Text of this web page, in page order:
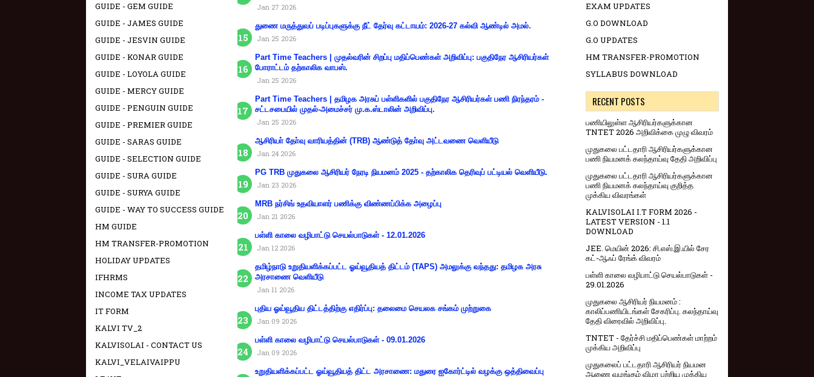
Jan 27 2026
துணை மருத்துவப் படிப்புகளுக்கு நீட் தேர்வு கட்டாயம்: 2026-27 கல்வி ஆண்டில் அமல்.
Jan 25 2026
Part Time Teachers | முதல்வரின் சிறப்பு மதிப்பெண்கள் அறிவிப்பு: பகுதிநேர ஆசிரியர்கள்
போராட்டம் தற்காலிக வாபஸ்.
Jan 25 2026
Part Time Teachers | தமிழக அரசுப் பள்ளிகளில் பகுதிநேர ஆசிரியர்கள் பணி நிரந்தரம் -
சட்டசபையில் முதல்-அமைச்சர் மு.க.ஸ்டாலின் அறிவிப்பு.
Jan 25 2026
ஆசிரியா் தோ்வு வாரியத்தின் (TRB) ஆண்டுத் தோ்வு அட்டவணை வெளியீடு
Jan 24 2026
PG TRB முதுகலை ஆசிரியர் நேரடி நியமனம் 2025 - தற்காலிக தெரிவுப் பட்டியல் வெளியீடு.
Jan 23 2026
MRB நர்சிங் உதவியாளர் பணிக்கு விண்ணப்பிக்க அழைப்பு
Jan 21 2026
பள்ளி காலை வழிபாட்டு செயல்பாடுகள் - 12.01.2026
Jan 12 2026
தமிழ்நாடு உறுதியளிக்கப்பட்ட ஓய்வூதியத் திட்டம் (TAPS) அமலுக்கு வந்தது: தமிழக அரசு
அரசாணை வெளியீடு
Jan 11 2026
புதிய ஓய்வூதிய திட்டத்திற்கு எதிர்ப்பு: தலைமை செயலக சங்கம் முற்றுகை
Jan 09 2026
பள்ளி காலை வழிபாட்டு செயல்பாடுகள் - 09.01.2026
Jan 09 2026
உறுதியளிக்கப்பட்ட ஓய்வூதியத் திட்ட அரசாணை: மதுரை ஐகோர்ட்டில் வழக்கு ஒத்திவைப்பு
GUIDE - GEM GUIDE
GUIDE - JAMES GUIDE
GUIDE - JESVIN GUIDE
GUIDE - KONAR GUIDE
GUIDE - LOYOLA GUIDE
GUIDE - MERCY GUIDE
GUIDE - PENGUIN GUIDE
GUIDE - PREMIER GUIDE
GUIDE - SARAS GUIDE
GUIDE - SELECTION GUIDE
GUIDE - SURA GUIDE
GUIDE - SURYA GUIDE
GUIDE - WAY TO SUCCESS GUIDE
HM GUIDE
HM TRANSFER-PROMOTION
HOLIDAY UPDATES
IFHRMS
INCOME TAX UPDATES
IT FORM
KALVI TV_2
KALVISOLAI - CONTACT US
KALVI_VELAIVAIPPU
EXAM UPDATES
G.O DOWNLOAD
G.O UPDATES
HM TRANSFER-PROMOTION
SYLLABUS DOWNLOAD
RECENT POSTS
பணியிலுள்ள ஆசிரியர்களுக்கான
TNTET 2026 அறிவிக்கை முழு விவரம்
முதுகலை பட்டதாரி ஆசிரியர்களுக்கான
பணி நியமனக் கலந்தாய்வு தேதி அறிவிப்பு
முதுகலை பட்டதாரி ஆசிரியர்களுக்கான
பணி நியமனக் கலந்தாய்வு குறித்த
முக்கிய விவரங்கள்
KALVISOLAI I.T FORM 2026 -
LATEST VERSION - 1.1
DOWNLOAD
JEE. மெயின் 2026: சி.எஸ்.இ.யில் சேர
கட்-ஆஃப் ரேங்க் விவரம்
பள்ளி காலை வழிபாட்டு செயல்பாடுகள் -
29.01.2026
முதுகலை ஆசிரியர் நியமனம் :
காலிப்பணியிடங்கள் சேகரிப்பு. கலந்தாய்வு
தேதி விரைவில் அறிவிப்பு.
TNTET - தேர்ச்சி மதிப்பெண்கள் மாற்றம்
முக்கிய அறிவிப்பு
முதுகலைப் பட்டதாரி ஆசிரியர் நியமன
ஆணை வழங்கும் விழா பற்றிய முக்கிய